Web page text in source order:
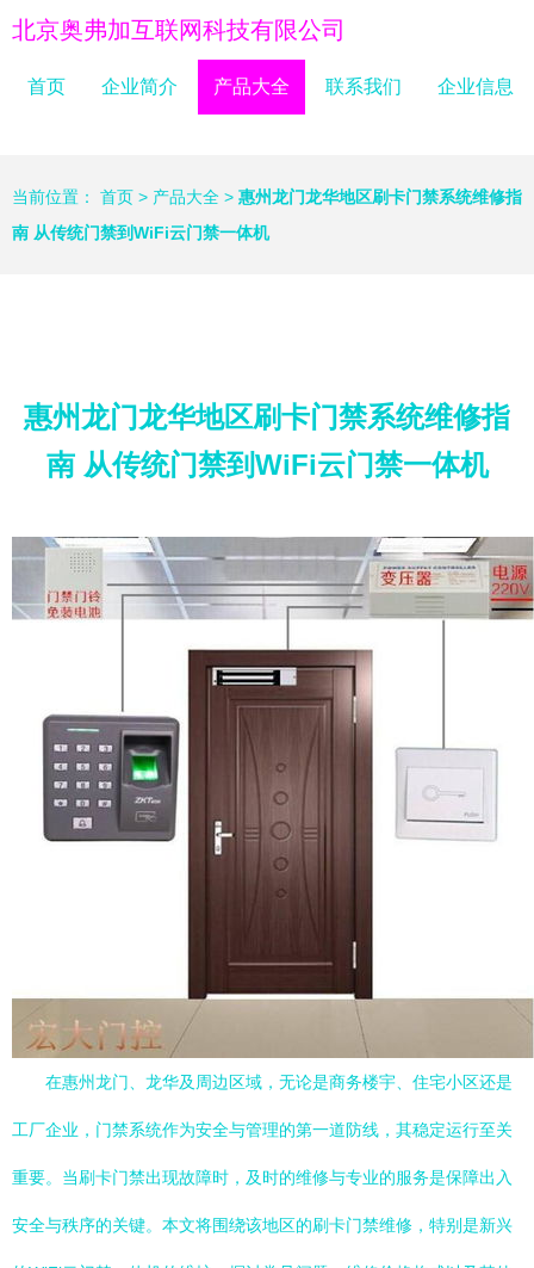
北京奥弗加互联网科技有限公司
首页 企业简介 产品大全 联系我们 企业信息
当前位置： 首页 > 产品大全 > 惠州龙门龙华地区刷卡门禁系统维修指
南 从传统门禁到WiFi云门禁一体机
惠州龙门龙华地区刷卡门禁系统维修指
南 从传统门禁到WiFi云门禁一体机
在惠州龙门、龙华及周边区域，无论是商务楼宇、住宅小区还是
工厂企业，门禁系统作为安全与管理的第一道防线，其稳定运行至关
重要。当刷卡门禁出现故障时，及时的维修与专业的服务是保障出入
安全与秩序的关键。本文将围绕该地区的刷卡门禁维修，特别是新兴